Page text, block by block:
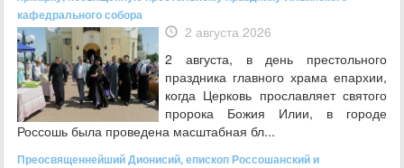
кафедрального собора
2 августа 2026
2 августа, в день престольного
праздника главного храма епархии,
когда Церковь прославляет святого
пророка Божия Илии, в городе
Россошь была проведена масштабная бл...
Преосвященнейший Дионисий, епископ Россошанский и